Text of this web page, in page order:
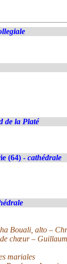
de la Platé
(64) - cathédrale
Bouali, alto –
chœur –
mariales